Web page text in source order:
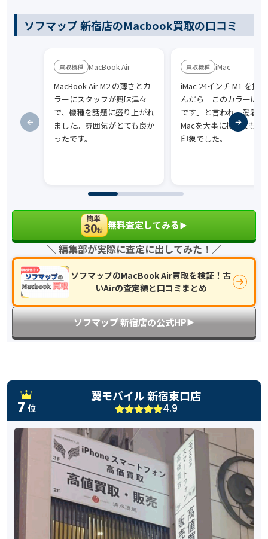
ソフマップ 新宿店のMacbook買取の口コミ
MacBook Air
MacBook Air M2 の薄さとカ
ラーにスタッフが興味津々
で、機種を話題に盛り上がれ
ました。雰囲気がとても良か
ったです。
iMac
iMac 24インチ M1 を持
んだら「このカラーは
です」と言われ、愛着あ
Macを大事に扱ってもら
印象でした。
簡単
30秒 無料査定してみる▶︎
ソフマップ 新宿店の公式HP▶︎
＼ 編集部が実際に査定に出してみた！／
ソフマップのMacBook Air買取を検証！古
いAirの査定額と口コミまとめ
7 位
翼モバイル 新宿東口店
4.9